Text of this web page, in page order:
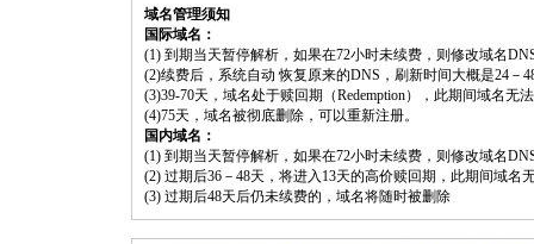
域名管理须知
国际域名：
(1) 到期当天暂停解析，如果在72小时未续费，则修改域名
(2)续费后，系统自动 恢复原来的DNS，刷新时间大概是24－
(3)39-70天，域名处于赎回期（Redemption），此期间域名无
(4)75天，域名被彻底删除，可以重新注册。
国内域名：
(1) 到期当天暂停解析，如果在72小时未续费，则修改域名
(2) 过期后36－48天，将进入13天的高价赎回期，此期间域名
(3) 过期后48天后仍未续费的，域名将随时被删除